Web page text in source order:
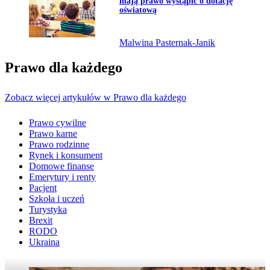
oświatową
Malwina Pasternak-Janik
Prawo dla każdego
Zobacz więcej artykułów w Prawo dla każdego
Prawo cywilne
Prawo karne
Prawo rodzinne
Rynek i konsument
Domowe finanse
Emerytury i renty
Pacjent
Szkoła i uczeń
Turystyka
Brexit
RODO
Ukraina